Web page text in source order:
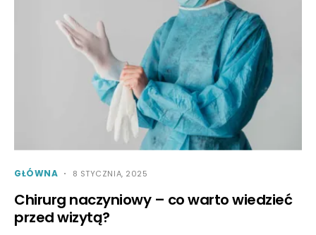
GŁÓWNA 8 STYCZNIA, 2025
Chirurg naczyniowy – co warto wiedzieć
przed wizytą?